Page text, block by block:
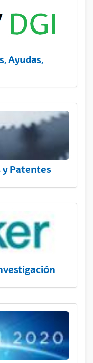
Ayudas,
y Patentes